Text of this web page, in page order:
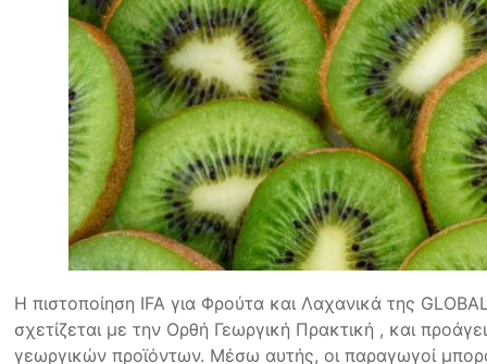
Η πιστοποίηση IFA για Φρούτα και Λαχανικά της
σχετίζεται με την Ορθή Γεωργική Πρακτική , και
γεωργικών προϊόντων. Μέσω αυτής, οι παραγωγοί